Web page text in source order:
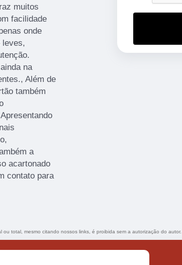
muitos
facilidade
onde
leves,
na
Além de
também
a
acartonado
contato para
total, mesmo citando nossos links, é proibida sem a autorização do